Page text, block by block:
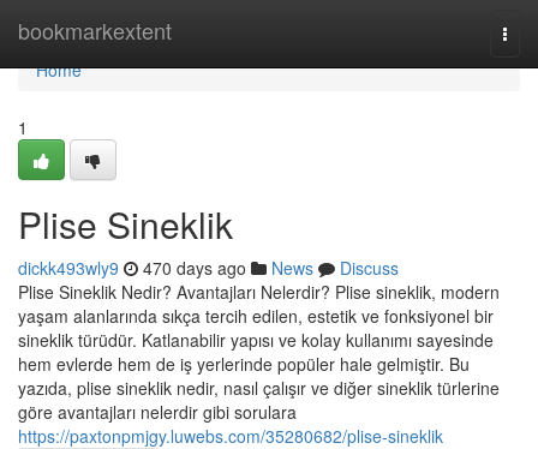
bookmarkextent
Home
Home
1
Plise Sineklik
dickk493wly9 470 days ago News
Discuss
Plise Sineklik Nedir? Avantajları Nelerdir? Plise sineklik, modern
yaşam alanlarında sıkça tercih edilen, estetik ve fonksiyonel bir
sineklik türüdür. Katlanabilir yapısı ve kolay kullanımı sayesinde
hem evlerde hem de iş yerlerinde popüler hale gelmiştir. Bu
yazıda, plise sineklik nedir, nasıl çalışır ve diğer sineklik türlerine
göre avantajları nelerdir gibi sorulara
https://paxtonpmjgy.luwebs.com/35280682/plise-sineklik